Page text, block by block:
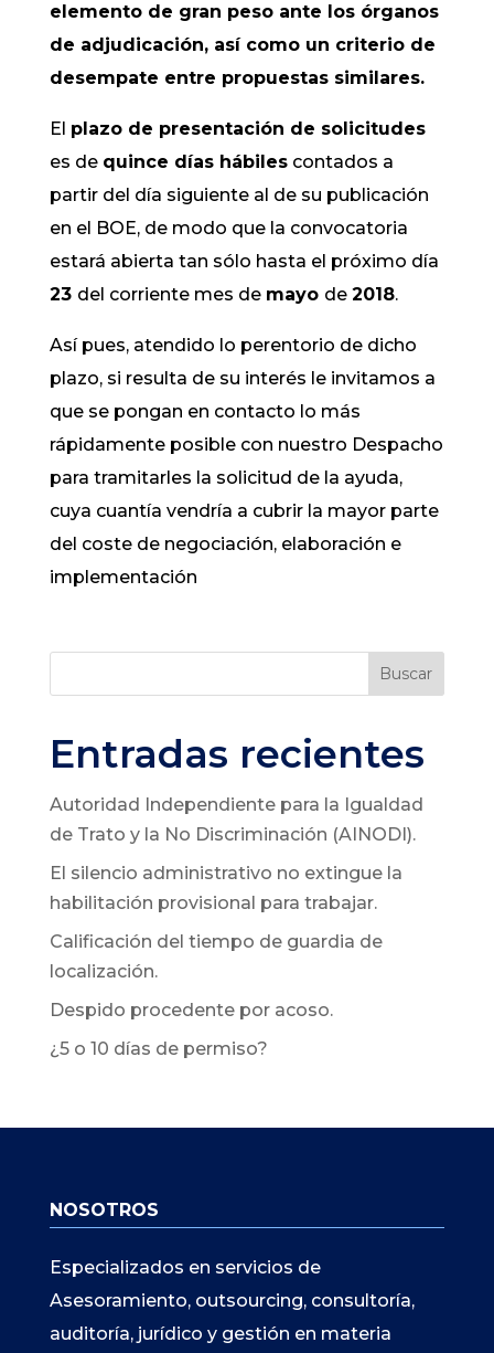
elemento de gran peso ante los órganos
de adjudicación, así como un criterio de
desempate entre propuestas similares.
El plazo de presentación de solicitudes
es de quince días hábilescontados a
partir del día siguiente al de su publicación
en el BOE, de modo que la convocatoria
estará abierta tan sólo hasta el próximo día
23 del corriente mes de mayo de 2018.
Así pues, atendido lo perentorio de dicho
plazo, si resulta de su interés le invitamos a
que se pongan en contacto lo más
rápidamente posible con nuestro Despacho
para tramitarles la solicitud de la ayuda,
cuya cuantía vendría a cubrir la mayor parte
del coste de negociación, elaboración e
implementación
Buscar
Entradas recientes
Autoridad Independiente para la Igualdad
de Trato y la No Discriminación (AINODI).
El silencio administrativo no extingue la
habilitación provisional para trabajar.
Calificación del tiempo de guardia de
localización.
Despido procedente por acoso.
¿5 o 10 días de permiso?
NOSOTROS
Especializados en servicios de
Asesoramiento, outsourcing, consultoría,
auditoría, jurídico y gestión en materia